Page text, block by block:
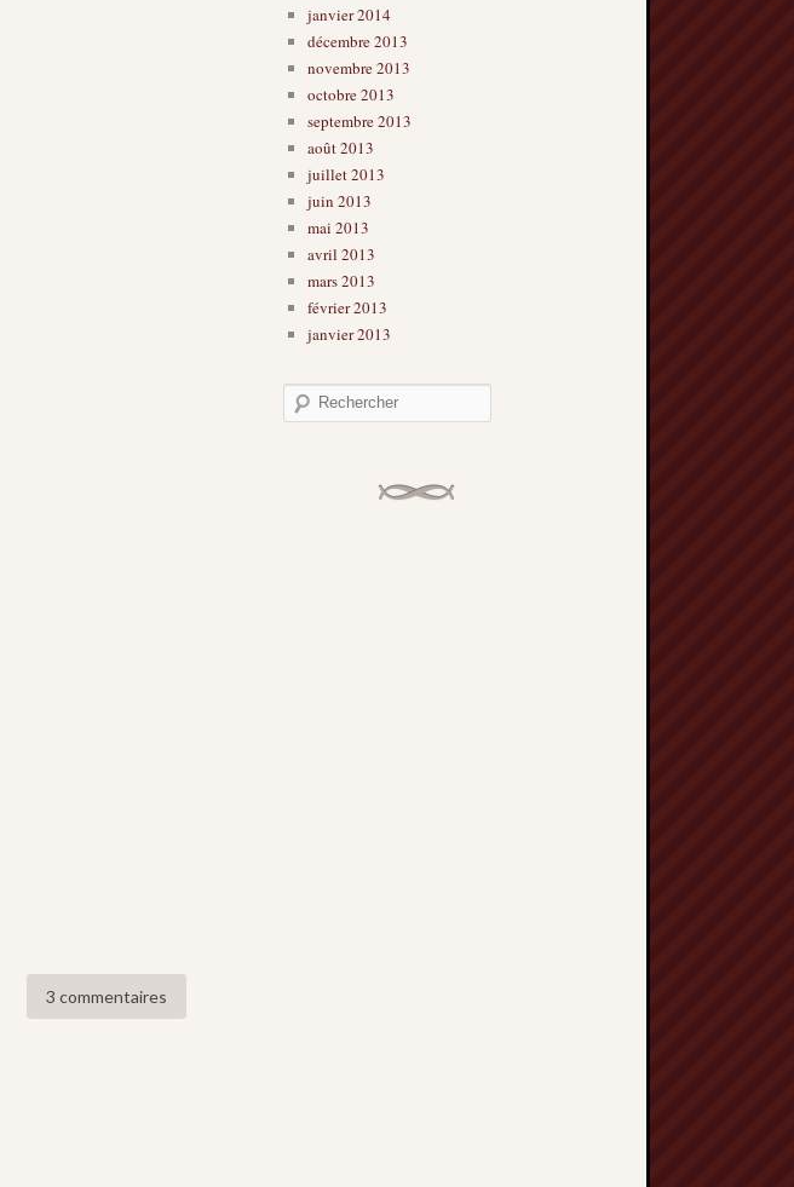
3 commentaires
janvier 2014
décembre 2013
novembre 2013
octobre 2013
septembre 2013
août 2013
juillet 2013
juin 2013
mai 2013
avril 2013
mars 2013
février 2013
janvier 2013